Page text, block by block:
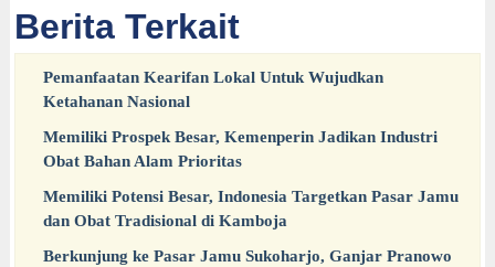
Berita Terkait
Pemanfaatan Kearifan Lokal Untuk Wujudkan
Ketahanan Nasional
Memiliki Prospek Besar, Kemenperin Jadikan Industri
Obat Bahan Alam Prioritas
Memiliki Potensi Besar, Indonesia Targetkan Pasar Jamu
dan Obat Tradisional di Kamboja
Berkunjung ke Pasar Jamu Sukoharjo, Ganjar Pranowo